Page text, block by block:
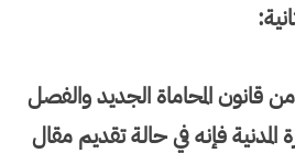
" بناء على الفصل 34 من قانون المحاماة الجديد والفصل
المدنية فإنه في حالة تقديم مقال